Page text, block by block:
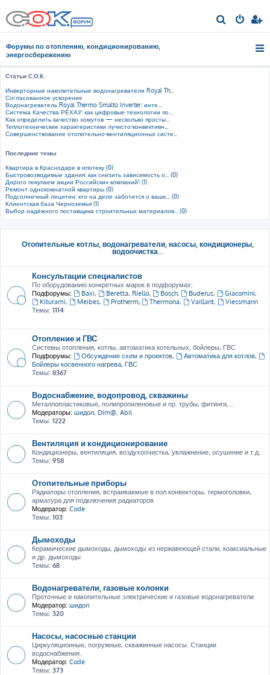
о
Форумы по отоплению, кондиционированию,
энергосбережению
Статьи С.О.К.
Инверторные накопительные водонагреватели Royal Th...
Согласованное ускорение
Водонагреватель Royal Thermo Smalto Inverter: инте...
Система Качества РЕХАУ: как цифровые технологии по...
Как определить качество хомутов — несколько просты...
Теплотехнические характеристики лучисто-конвективн...
Совершенствование отопительно-вентиляционных систе...
Последние темы
Квартира в Краснодаре в ипотеку (0)
Быстровозводимые здания: как снизить зависимость о... (0)
Дорого покупаем акции Российских компаний! (1)
Ремонт однокомнатной квартиры (0)
Подсолнечный лецитин: кто на деле заботится о ваше... (0)
Клиентская база Черноземья (1)
Выбор надёжного поставщика строительных материалов... (0)
Отопительные котлы, водонагреватели, насосы, кондиционеры,
водоочистка...
Консультации специалистов
По оборудованию конкретных марок в подфорумах:
Подфорумы:
Baxi, Beretta, Riello, Bosch, Buderus, Giacomini,
Kiturami, Meibes, Protherm, Thermona, Vaillant,
Viessmann
Темы: 1114
Отопление и ГВС
Системы отопления, котлы, автоматика котельных, бойлеры, ГВС
Подфорумы:
Обсуждение схем и проектов, Автоматика для котлов,
Бойлеры косвенного нагрева, ГВС
Темы: 8367
Водоснабжение, водопровод, скважины
Металлопластиковые, полипропиленовые и пр. трубы, фитинги,...
Модераторы: шидол, Dim@, Abil
Темы: 1222
Вентиляция и кондиционирование
Кондиционеры, вентиляция, воздухоочистка, увлажнение, осушение и т.д.
Темы: 958
Отопительные приборы
Радиаторы отопления, встраиваемые в пол конвекторы, термоголовки,
арматура для подключения радиаторов
Модератор: Code
Темы: 103
Дымоходы
Керамические дымоходы, дымоходы из нержавеющей стали, коаксиальные
и др. дымоходы
Темы: 68
Водонагреватели, газовые колонки
Проточные и накопительные электрические и газовые водонагреватели
Модератор: шидол
Темы: 320
Насосы, насосные станции
Циркуляционные, погружные, скважинные насосы. Станции
водоснабжения.
Модератор: Code
Темы: 373